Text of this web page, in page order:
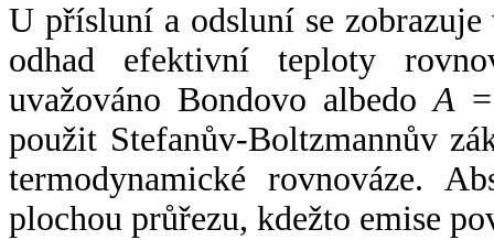
U přísluní a odsluní se
odhad efektivní teploty
uvažováno Bondovo albedoA
použit Stefanův-Boltzmannův
termodynamické rovnováze.
plochou průřezu, kdežto emise